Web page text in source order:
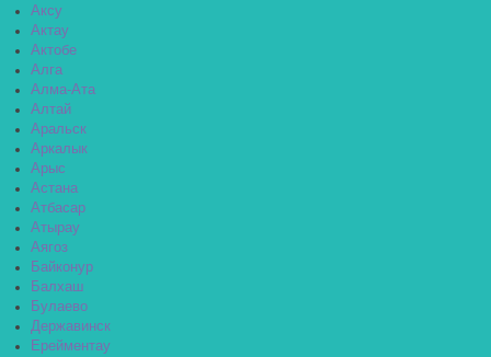
Аксу
Актау
Актобе
Алга
Алма-Ата
Алтай
Аральск
Аркалык
Арыс
Астана
Атбасар
Атырау
Аягоз
Байконур
Балхаш
Булаево
Державинск
Ерейментау